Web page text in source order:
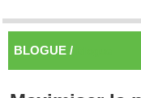
BLOGUE /